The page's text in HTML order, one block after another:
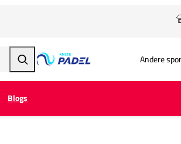
Zoeken Andere
Blogs